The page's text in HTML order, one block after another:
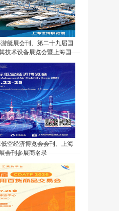
艇展会刊、第二十九届国
技术设备展览会暨上海国
览会会刊参展商名录
空经济博览会会刊、上海
会刊参展商名录